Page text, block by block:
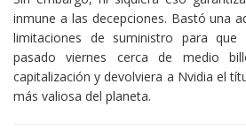
inmune a las decepciones. Bastó una
limitaciones de suministro para
pasado viernes cerca de medio
capitalización y devolviera a Nvidia el
más valiosa del planeta.